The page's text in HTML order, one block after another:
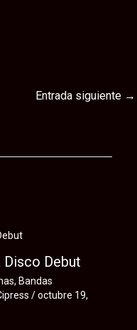
Entrada siguiente →
Disco Debut
, Bandas
/octubre 19,